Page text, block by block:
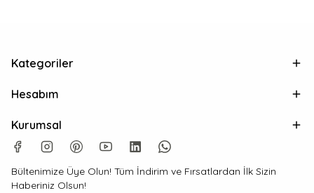
Kategoriler
Hesabım
Kurumsal
Bültenimize Üye Olun! Tüm İndirim ve Fırsatlardan İlk Sizin
Haberiniz Olsun!